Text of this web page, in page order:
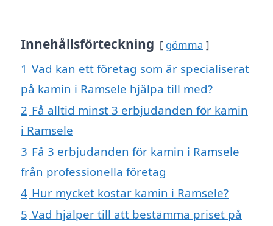
Innehållsförteckning gömma
1 Vad kan ett företag som är specialiserat
på kamin i Ramsele hjälpa till med?
2 Få alltid minst 3 erbjudanden för kamin
i Ramsele
3 Få 3 erbjudanden för kamin i Ramsele
från professionella företag
4 Hur mycket kostar kamin i Ramsele?
5 Vad hjälper till att bestämma priset på